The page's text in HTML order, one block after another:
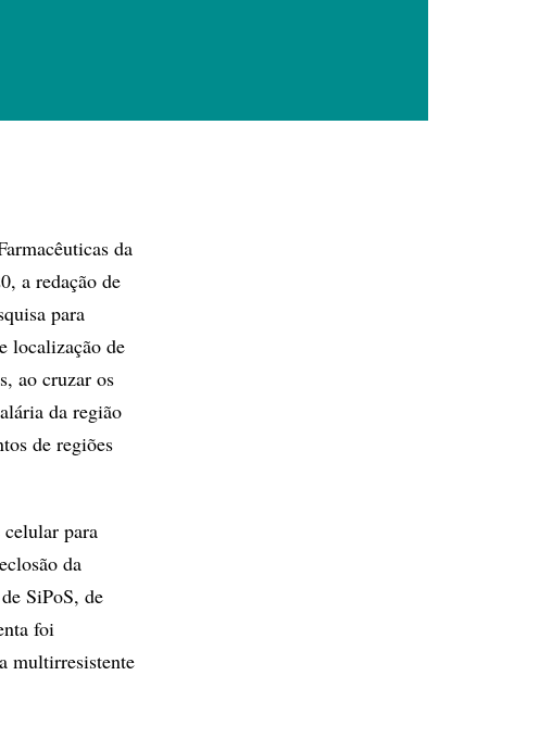
da
a redação de
para
localização de
ao cruzar os
da região
de regiões
para
da
SiPoS, de
foi
multirresistente